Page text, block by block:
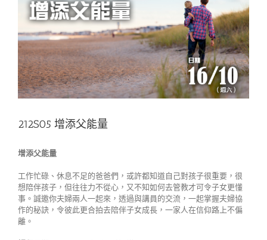
間
歷
史〉
中
212S05 增添父能量
增添父能量
工作忙碌、休息不足的爸爸們，或許都知道自己對孩子很重要，很
想陪伴孩子，但往往力不從心，又不知如何去管教才可令子女更懂
事。誠邀你夫婦兩人一起來，透過與講員的交流，一起掌握夫婦協
作的秘訣，令彼此更合拍去陪伴子女成長，一家人在信仰路上不偏
離。